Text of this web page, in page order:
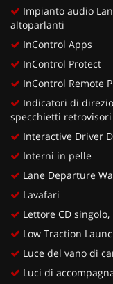
Impianto audio
altoparlanti
InControl Apps
InControl Protect
InControl Remote
Indicatori di
specchietti retrovisori
Interactive Driver
Interni in pelle
Lane Departure
Lavafari
Lettore CD
Low Traction
Luce del vano di
Luci di